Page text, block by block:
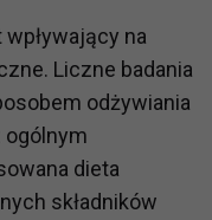
na
Liczne badania
odżywiania
dieta
składników